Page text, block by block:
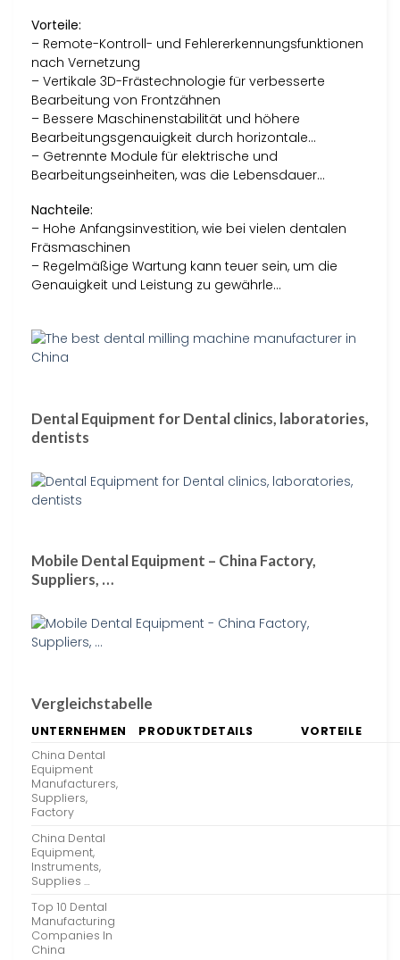
Vorteile:
– Remote-Kontroll- und Fehlererkennungsfunktionen
nach Vernetzung
– Vertikale 3D-Frästechnologie für verbesserte
Bearbeitung von Frontzähnen
– Bessere Maschinenstabilität und höhere
Bearbeitungsgenauigkeit durch horizontale…
– Getrennte Module für elektrische und
Bearbeitungseinheiten, was die Lebensdauer…
Nachteile:
– Hohe Anfangsinvestition, wie bei vielen dentalen
Fräsmaschinen
– Regelmäßige Wartung kann teuer sein, um die
Genauigkeit und Leistung zu gewährle…
Dental Equipment for Dental clinics, laboratories,
dentists
Mobile Dental Equipment – China Factory,
Suppliers, …
Vergleichstabelle
UNTERNEHMEN PRODUKTDETAILS
VORTEILE
China Dental
Equipment
Manufacturers,
Suppliers,
Factory
China Dental
Equipment,
Instruments,
Supplies …
Top 10 Dental
Manufacturing
Companies In
China